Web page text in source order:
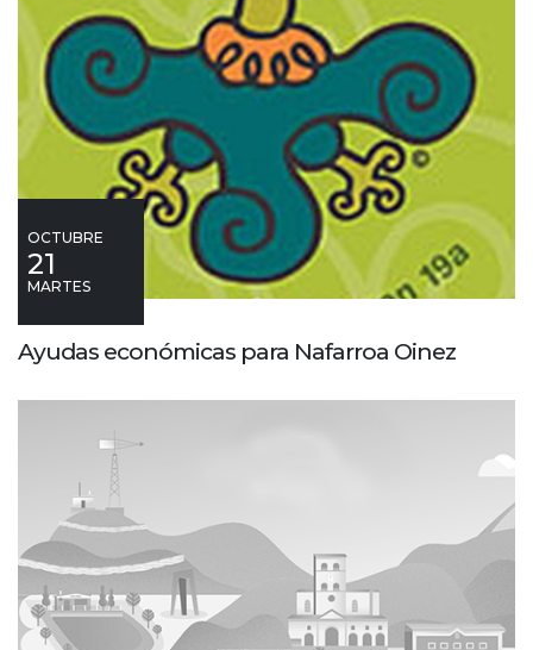
OCTUBRE
21
MARTES
Ayudas económicas para Nafarroa Oinez